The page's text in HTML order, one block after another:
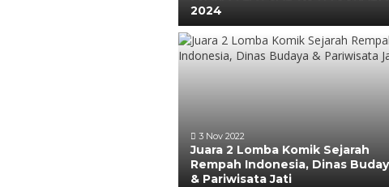
2024
3 Nov 2022
Juara 2 Lomba Komik Sejarah
Rempah Indonesia, Dinas
& Pariwisata Jati